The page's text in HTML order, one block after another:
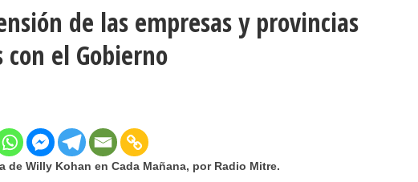
de las empresas y provincias
el Gobierno
de Willy Kohan en Cada Mañana, por Radio Mitre.